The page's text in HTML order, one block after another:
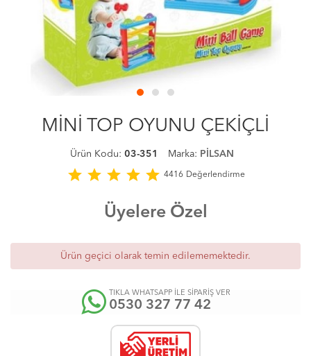
MİNİ TOP OYUNU ÇEKİÇLİ
Ürün Kodu: 03-351 Marka: PİLSAN
star star star star star 4416 Değerlendirme
Üyelere Özel
Ürün geçici olarak temin edilememektedir.
TIKLA WHATSAPP İLE SİPARİŞ VER
0530 327 77 42